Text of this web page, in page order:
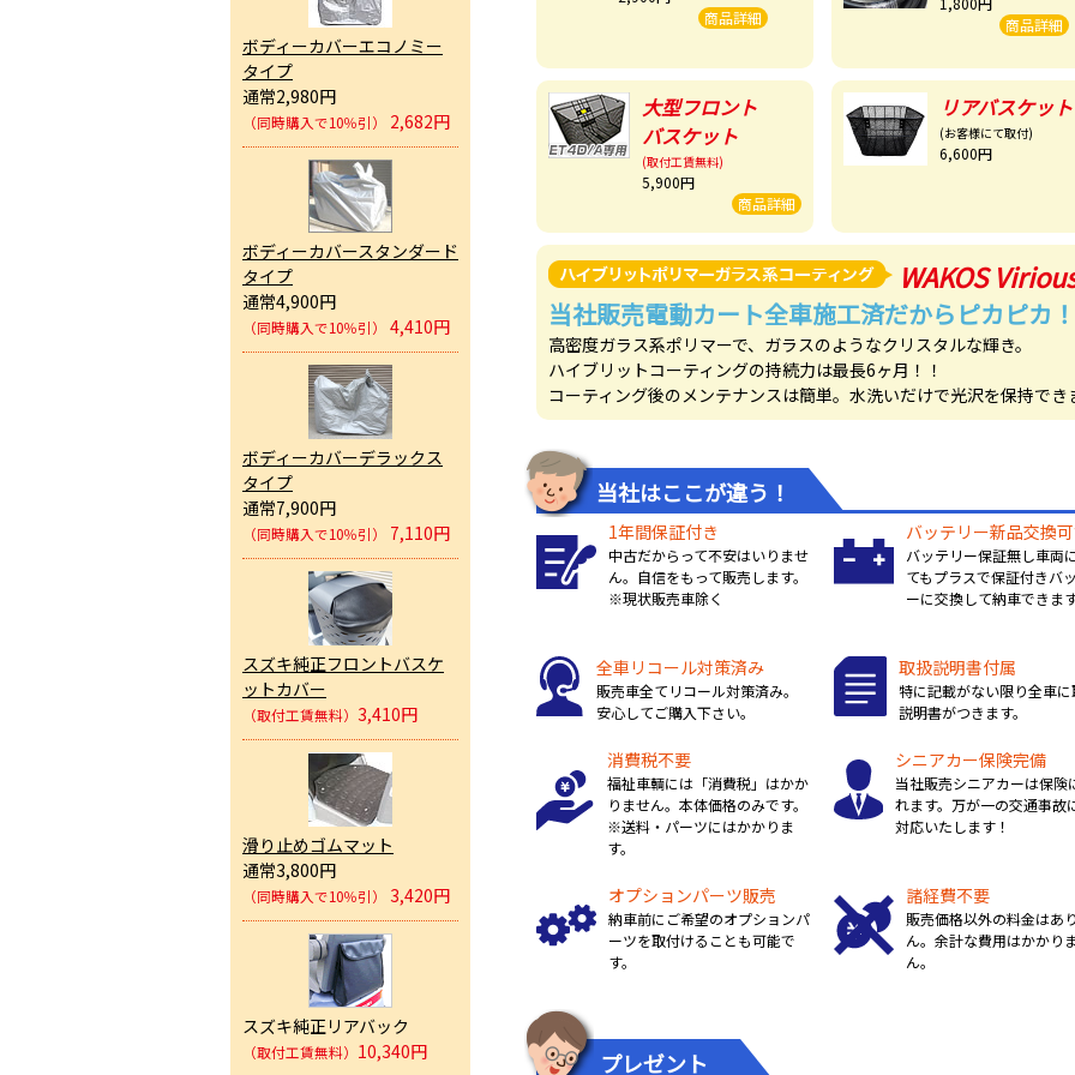
商品詳細
商品詳細
大型フロント
バスケット
(取付工賃無料)
5,900円
商品詳細
リアバスケット
(お客様にて取付)
6,600円
WAKOS
当社販売電動カート全車施工済だからピカピカ！
高密度ガラス系ポリマーで、ガラスのようなクリスタルな輝き。
ハイブリットコーティングの持続力は最長6ヶ月！！
コーティング後のメンテナンスは簡単。水洗いだけで光沢を保持でき
当社はここが違う！
1年間保証付き
中古だからって不安はいりませ
ん。自信をもって販売します。
※現状販売車除く
バッテリー新品交換
バッテリー保証無し車両
てもプラスで保証付きバ
ーに交換して納車できま
全車リコール対策済み
販売車全てリコール対策済み。
安心してご購入下さい。
取扱説明書付属
特に記載がない限り全車に
説明書がつきます。
消費税不要
福祉車輌には「消費税」はかか
りません。本体価格のみです。
※送料・パーツにはかかりま
す。
シニアカー保険完備
当社販売シニアカーは保険
れます。万が一の交通事故
対応いたします！
オプションパーツ販売
納車前にご希望のオプションパ
ーツを取付けることも可能で
す。
諸経費不要
販売価格以外の料金はあ
ん。余計な費用はかかり
ん。
プレゼント
ボディーカバーエコノミー
タイプ
通常2,980円
（同時購入で10％引） 2,682円
ボディーカバースタンダード
タイプ
通常4,900円
（同時購入で10％引） 4,410円
ボディーカバーデラックス
タイプ
通常7,900円
（同時購入で10％引） 7,110円
スズキ純正フロントバスケ
ットカバー
（取付工賃無料） 3,410円
滑り止めゴムマット
通常3,800円
（同時購入で10％引） 3,420円
スズキ純正リアバック
（取付工賃無料） 10,340円